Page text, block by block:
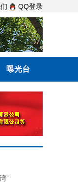
QQ登录
曝光台
”